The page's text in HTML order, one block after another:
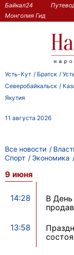
Байкал24
Монголия Гид
Усть-Кут Братск
Северобайкальск
Якутия
11 августа 2026
Все новости
Спорт
Экономика
9 июня
14:28
В День
13:58